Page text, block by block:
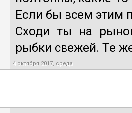
Если бы всем этим
Сходи ты на
рыбки свежей. Те
4 октября 2017, среда